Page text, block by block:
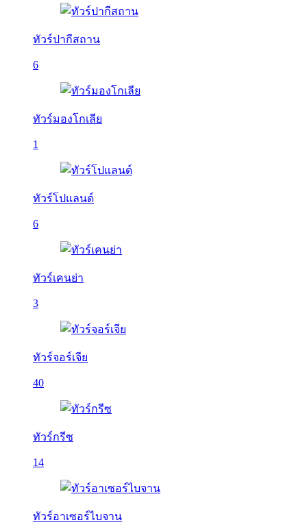
ทัวร์ปากีสถาน
6
ทัวร์มองโกเลีย
1
ทัวร์โปแลนด์
6
ทัวร์เคนย่า
3
ทัวร์จอร์เจีย
40
ทัวร์กรีซ
14
ทัวร์อาเซอร์ไบจาน